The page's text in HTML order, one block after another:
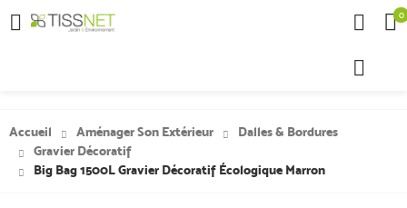
 0
Accueil Aménager Son Extérieur
Dalles & Bordures
Gravier Décoratif
Big Bag 1500L Gravier Décoratif Écologique Marron